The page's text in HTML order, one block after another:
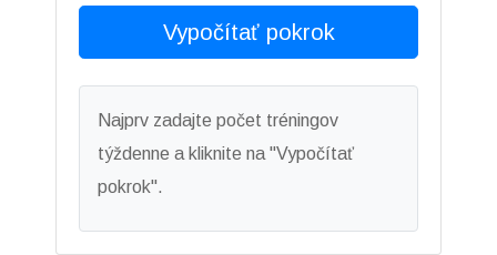
Vypočítať pokrok
Najprv zadajte počet tréningov
týždenne a kliknite na "Vypočítať
pokrok".